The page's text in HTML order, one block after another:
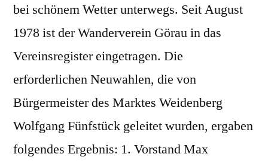
bei schönem Wetter unterwegs. Seit August
1978 ist der Wanderverein Görau in das
Vereinsregister eingetragen. Die
erforderlichen Neuwahlen, die von
Bürgermeister des Marktes Weidenberg
Wolfgang Fünfstück geleitet wurden, ergaben
folgendes Ergebnis: 1. Vorstand Max